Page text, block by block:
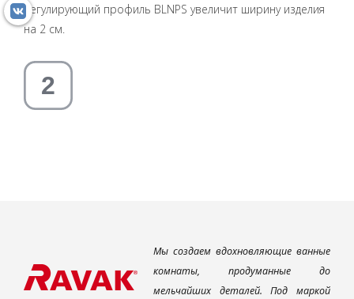
Регулирующий профиль BLNPS увеличит ширину изделия
на 2 см.
Мы создаем вдохновляющие ванные
комнаты, продуманные до
мельчайших деталей. Под маркой